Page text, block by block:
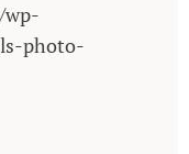
wp-
photo-